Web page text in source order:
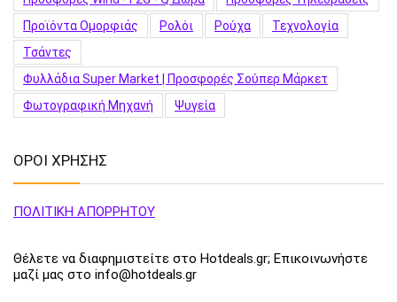
Προϊόντα Ομορφιάς
Ρολόι Ρούχα
Τεχνολογία
Τσάντες
Φυλλάδια Super Market | Προσφορές Σούπερ Μάρκετ
Φωτογραφική Μηχανή
Ψυγεία
ΟΡΟΙ ΧΡΗΣΗΣ
ΠΟΛΙΤΙΚΗ ΑΠΟΡΡΗΤΟΥ
Θέλετε να διαφημιστείτε στο Hotdeals.gr; Επικοινωνήστε
μαζί μας στο info@hotdeals.gr